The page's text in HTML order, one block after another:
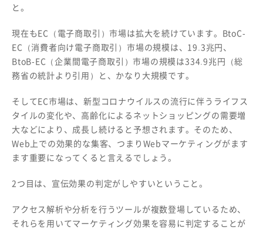
と。
現在もEC（電子商取引）市場は拡大を続けています。BtoC-
EC（消費者向け電子商取引）市場の規模は、19.3兆円、
BtoB-EC（企業間電子商取引）市場の規模は334.9兆円（総
務省の統計より引用）と、かなり大規模です。
そしてEC市場は、新型コロナウイルスの流行に伴うライフス
タイルの変化や、高齢化によるネットショッピングの需要増
大などにより、成長し続けると予想されます。そのため、
Web上での効果的な集客、つまりWebマーケティングがます
ます重要になってくると言えるでしょう。
2つ目は、宣伝効果の判定がしやすいということ。
アクセス解析や分析を行うツールが複数登場しているため、
それらを用いてマーケティング効果を容易に判定することが